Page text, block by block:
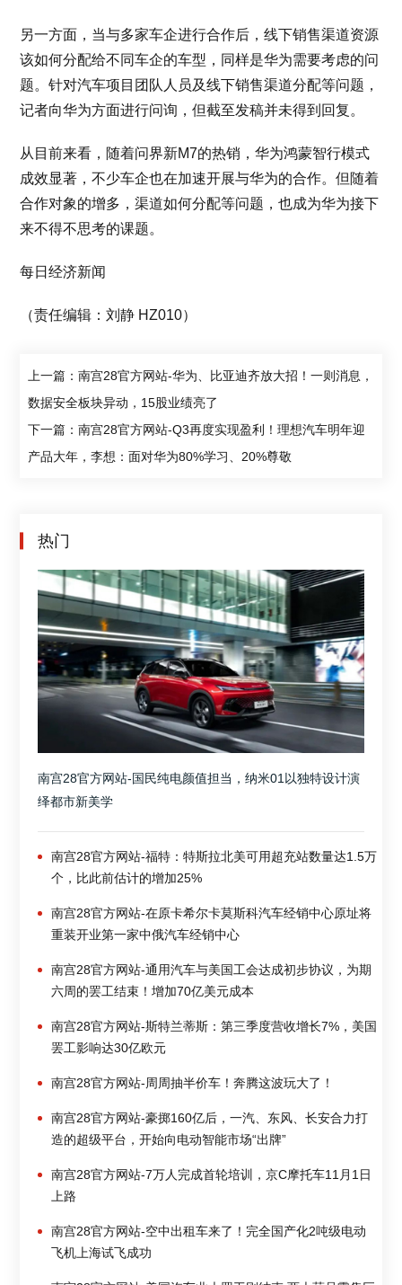
另一方面，当与多家车企进行合作后，线下销售渠道资源
该如何分配给不同车企的车型，同样是华为需要考虑的问
题。针对汽车项目团队人员及线下销售渠道分配等问题，
记者向华为方面进行问询，但截至发稿并未得到回复。
从目前来看，随着问界新M7的热销，华为鸿蒙智行模式
成效显著，不少车企也在加速开展与华为的合作。但随着
合作对象的增多，渠道如何分配等问题，也成为华为接下
来不得不思考的课题。
每日经济新闻
（责任编辑：刘静 HZ010）
上一篇：南宫28官方网站-华为、比亚迪齐放大招！一则消息，
数据安全板块异动，15股业绩亮了
下一篇：南宫28官方网站-Q3再度实现盈利！理想汽车明年迎
产品大年，李想：面对华为80%学习、20%尊敬
热门
南宫28官方网站-国民纯电颜值担当，纳米01以独特设计演
绎都市新美学
南宫28官方网站-福特：特斯拉北美可用超充站数量达1.5万
个，比此前估计的增加25%
南宫28官方网站-在原卡希尔卡莫斯科汽车经销中心原址将
重装开业第一家中俄汽车经销中心
南宫28官方网站-通用汽车与美国工会达成初步协议，为期
六周的罢工结束！增加70亿美元成本
南宫28官方网站-斯特兰蒂斯：第三季度营收增长7%，美国
罢工影响达30亿欧元
南宫28官方网站-周周抽半价车！奔腾这波玩大了！
南宫28官方网站-豪掷160亿后，一汽、东风、长安合力打
造的超级平台，开始向电动智能市场“出牌”
南宫28官方网站-7万人完成首轮培训，京C摩托车11月1日
上路
南宫28官方网站-空中出租车来了！完全国产化2吨级电动
飞机上海试飞成功